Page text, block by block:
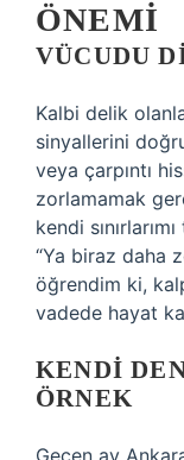
ÖNEMI
VÜCUDU
Kalbi delik
sinyallerini
veya çarpıntı
zorlamamak
kendi
“Ya biraz daha
öğrendim ki,
vadede hayat
KENDI
ÖRNEK
Geçen ay